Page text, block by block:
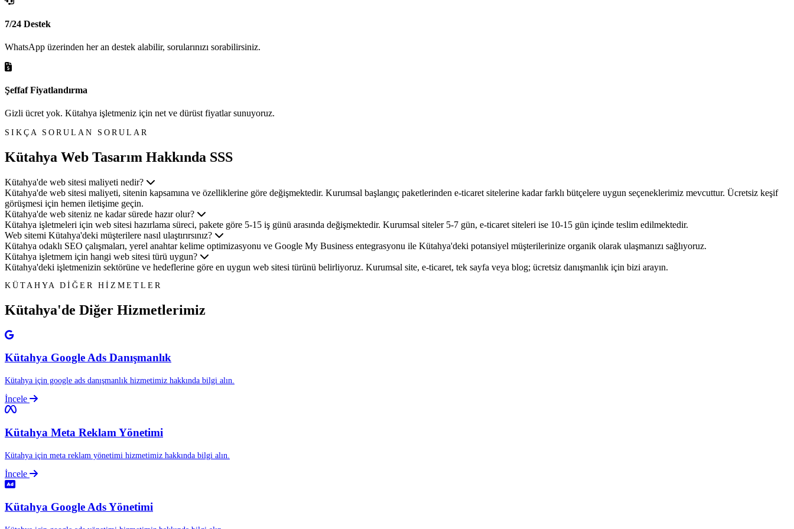
7/24 Destek
WhatsApp üzerinden her an destek alabilir, sorularınızı sorabilirsiniz.
Şeffaf Fiyatlandırma
Gizli ücret yok. Kütahya işletmeniz için net ve dürüst fiyatlar sunuyoruz.
SIKÇA SORULAN SORULAR
Kütahya Web Tasarım Hakkında SSS
Kütahya'de web sitesi maliyeti nedir?
Kütahya'de web sitesi maliyeti, sitenin kapsamına ve özelliklerine göre değişmektedir. Kurumsal başlangıç paketlerinden e-ticaret sitelerine kadar farklı bütçelere uygun seçeneklerimiz mevcuttur. Ücretsiz keşif
görüşmesi için hemen iletişime geçin.
Kütahya'de web siteniz ne kadar sürede hazır olur?
Kütahya işletmeleri için web sitesi hazırlama süreci, pakete göre 5-15 iş günü arasında değişmektedir. Kurumsal siteler 5-7 gün, e-ticaret siteleri ise 10-15 gün içinde teslim edilmektedir.
Web sitemi Kütahya'deki müşterilere nasıl ulaştırırsınız?
Kütahya odaklı SEO çalışmaları, yerel anahtar kelime optimizasyonu ve Google My Business entegrasyonu ile Kütahya'deki potansiyel müşterilerinize organik olarak ulaşmanızı sağlıyoruz.
Kütahya işletmem için hangi web sitesi türü uygun?
Kütahya'deki işletmenizin sektörüne ve hedeflerine göre en uygun web sitesi türünü belirliyoruz. Kurumsal site, e-ticaret, tek sayfa veya blog; ücretsiz danışmanlık için bizi arayın.
KÜTAHYA DİĞER HİZMETLER
Kütahya'de Diğer Hizmetlerimiz
Kütahya Google Ads Danışmanlık
Kütahya için google ads danışmanlık hizmetimiz hakkında bilgi alın.
İncele
Kütahya Meta Reklam Yönetimi
Kütahya için meta reklam yönetimi hizmetimiz hakkında bilgi alın.
İncele
Kütahya Google Ads Yönetimi